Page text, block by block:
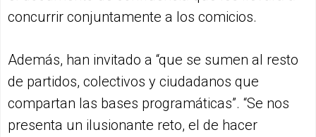
concurrir conjuntamente a los comicios.
Además, han invitado a “que se sumen al resto
de partidos, colectivos y ciudadanos que
compartan las bases programáticas”. “Se nos
presenta un ilusionante reto, el de hacer